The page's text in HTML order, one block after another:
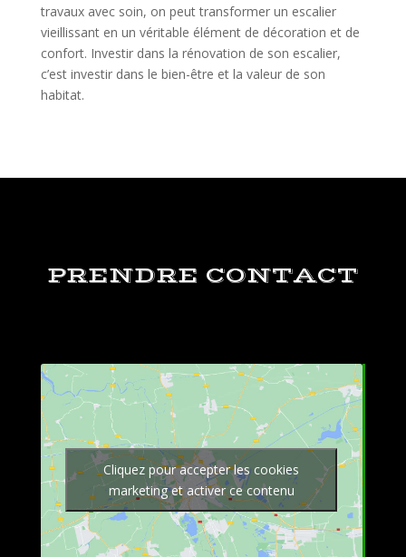
travaux avec soin, on peut transformer un escalier
vieillissant en un véritable élément de décoration et de
confort. Investir dans la rénovation de son escalier,
c’est investir dans le bien-être et la valeur de son
habitat.
PRENDRE CONTACT
Cliquez pour accepter les cookies
marketing et activer ce contenu